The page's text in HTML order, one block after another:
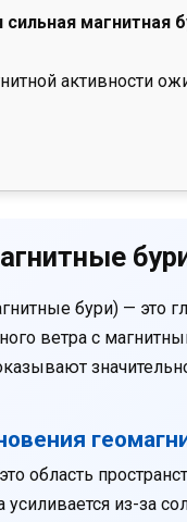
магнитная
активности
бури) — это
ветра с
область
усиливается из-за